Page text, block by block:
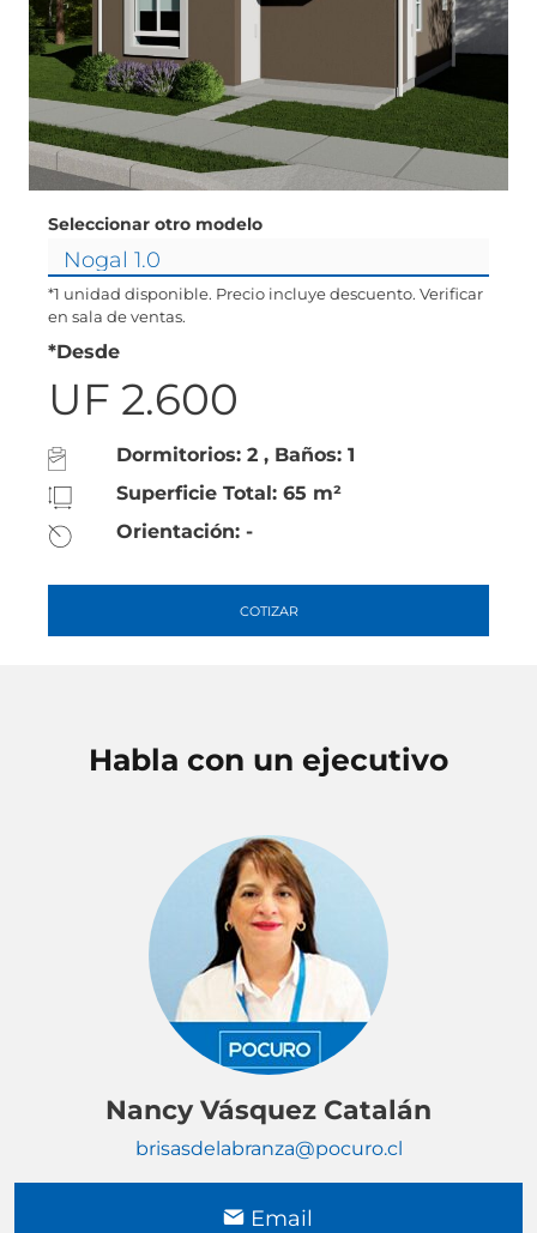
Seleccionar otro modelo
*1 unidad disponible. Precio incluye descuento. Verificar
en sala de ventas.
*Desde
UF 2.600
Dormitorios: 2 , Baños: 1
Superficie Total: 65 m²
Orientación: -
COTIZAR
Habla con un ejecutivo
Nancy Vásquez Catalán
brisasdelabranza@pocuro.cl
Email